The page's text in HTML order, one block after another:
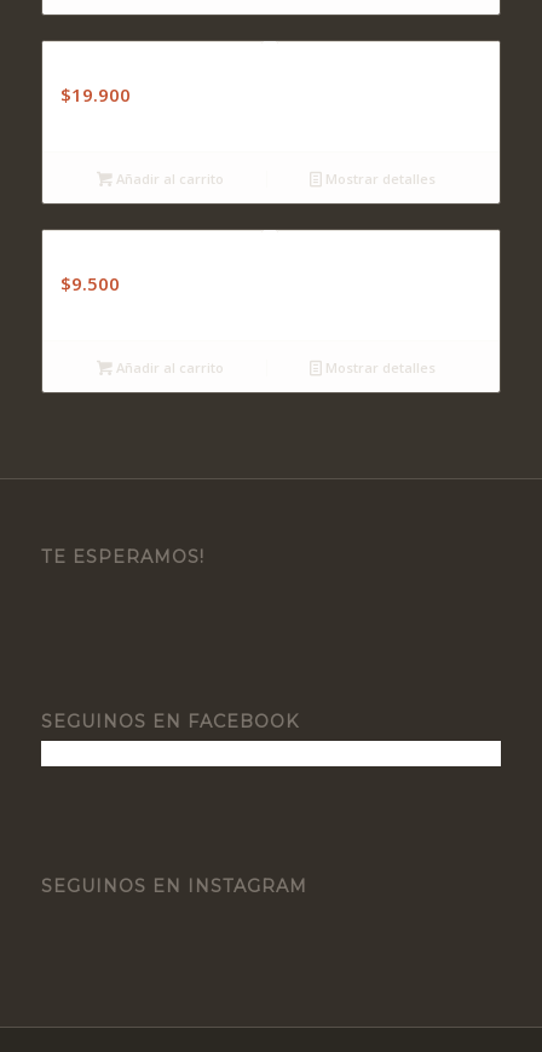
$19.900
Añadir al carrito Mostrar detalles
$9.500
Añadir al carrito Mostrar detalles
TE ESPERAMOS!
SEGUINOS EN FACEBOOK
SEGUINOS EN INSTAGRAM